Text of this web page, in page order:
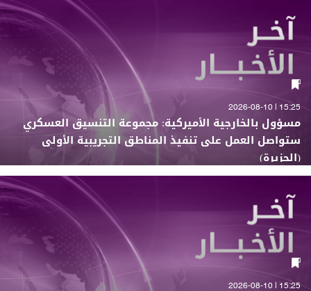
15:25 | 2026-08-10
مسؤول بالخارجية الأميركية: مجموعة التنسيق العسكري
ستواصل العمل على تنفيذ المناطق التجريبية الأولى
(الجزيرة)
15:25 | 2026-08-10